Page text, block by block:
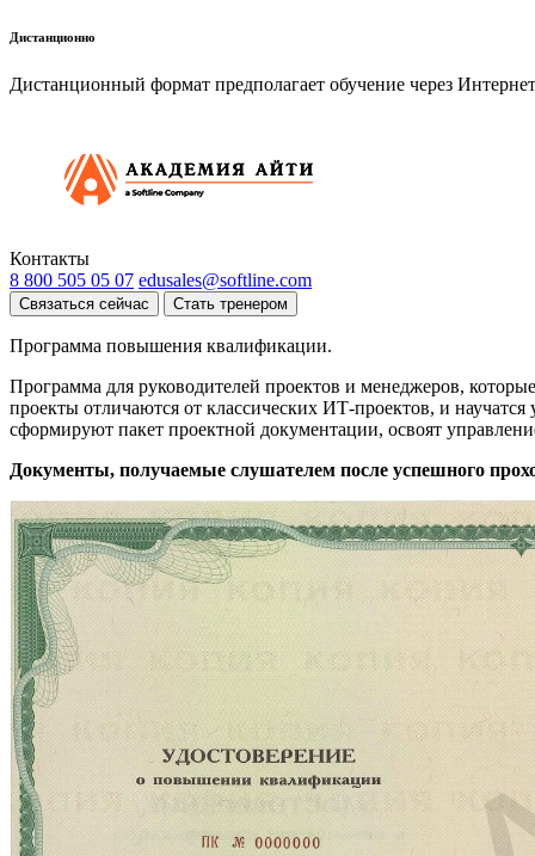
Дистанционно
Дистанционный формат предполагает обучение через
Контакты
8 800 505 05 07 edusales@softline.com
Связаться сейчас Стать тренером
Программа повышения квалификации.
Программа для руководителей проектов и менеджеров,
проекты отличаются от классических ИТ-проектов, и
сформируют пакет проектной документации, освоят
Документы, получаемые слушателем после успешного